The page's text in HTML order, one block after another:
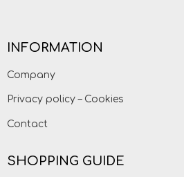
INFORMATION
Company
Privacy policy – Cookies
Contact
SHOPPING GUIDE